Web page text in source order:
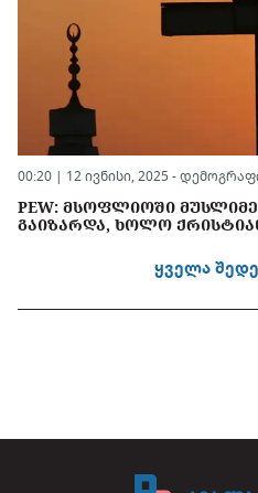
00:20 | 12 ივნისი, 2025 -
PEW: ᲛᲡᲝᲤᲚᲘᲝᲨᲘ
ᲒᲐᲘᲖᲐᲠᲓᲐ, ᲮᲝᲚᲝ
ყველა